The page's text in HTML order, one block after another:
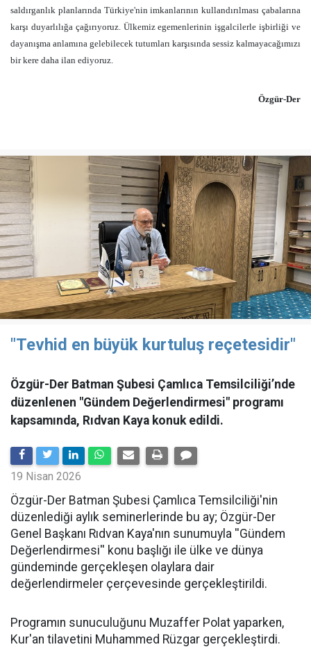
saldırganlık planlarında Türkiye'nin imkanlarının kullandırılması çabalarına
karşı duyarlılığa çağırıyoruz. Ülkemiz egemenlerinin işgalcilerle işbirliği ve
dayanışma anlamına gelebilecek tutumları karşısında sessiz kalmayacağımızı
bir kere daha ilan ediyoruz.
Özgür-Der
"Tevhid en büyük kurtuluş reçetesidir"
Özgür-Der Batman Şubesi Çamlıca Temsilciliği’nde
düzenlenen "Gündem Değerlendirmesi" programı
kapsamında, Rıdvan Kaya konuk edildi.
19 Nisan 2026
​Özgür-Der Batman Şubesi Çamlıca Temsilciliği'nin
düzenlediği aylık seminerlerinde bu ay; Özgür-Der
Genel Başkanı Rıdvan Kaya'nın sunumuyla ''Gündem
Değerlendirmesi'' konu başlığı ile ülke ve dünya
gündeminde gerçekleşen olaylara dair
değerlendirmeler çerçevesinde gerçekleştirildi.
Programın sunuculuğunu Muzaffer Polat yaparken,
Kur'an tilavetini Muhammed Rüzgar gerçekleştirdi.